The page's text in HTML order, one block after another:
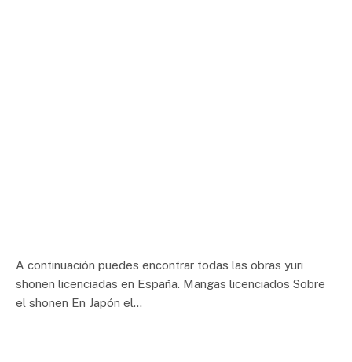
A continuación puedes encontrar todas las obras yuri
shonen licenciadas en España. Mangas licenciados Sobre
el shonen En Japón el…